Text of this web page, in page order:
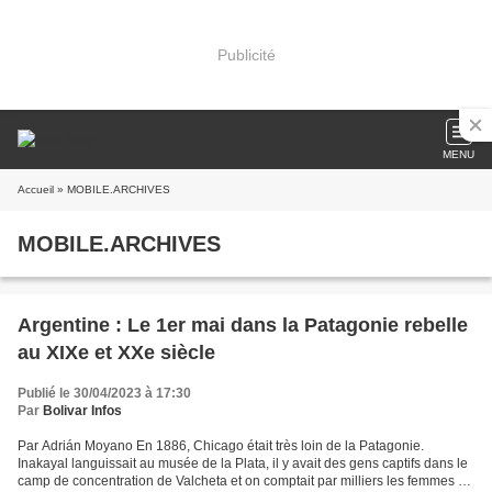
Publicité
MENU
Accueil » MOBILE.ARCHIVES
MOBILE.ARCHIVES
Argentine : Le 1er mai dans la Patagonie rebelle
au XIXe et XXe siècle
Publié le 30/04/2023 à 17:30
Par Bolivar Infos
Par Adrián Moyano En 1886, Chicago était très loin de la Patagonie.
Inakayal languissait au musée de la Plata, il y avait des gens captifs dans le
camp de concentration de Valcheta et on comptait par milliers les femmes et